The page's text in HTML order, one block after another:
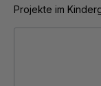
Projekte im